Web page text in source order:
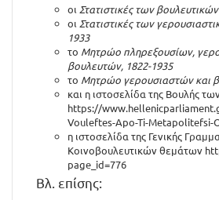
οι Στατιστικές των
οι Στατιστικές των
1933
το Μητρώο πληρεξουσίων,
βουλευτών, 1822-1935
το Μητρώο γερουσιαστών και
και η ιστοσελίδα της Βουλής
https://
Vouleftes-Apo-Ti-Metapolitefsi-
η ιστοσελίδα της Γενικής
Κοινοβουλευτικών θεμάτων
page_id=776
Βλ. επίσης: